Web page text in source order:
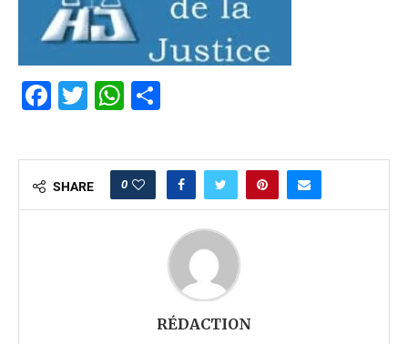
Facebook
TwitterWhatsApp
SHARE 0
RÉDACTION